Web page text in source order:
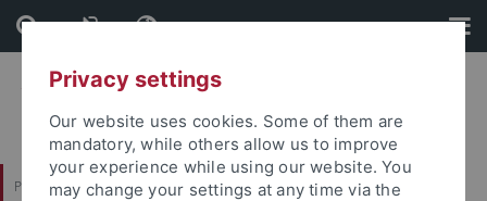
Skip
to
content
Skip
to
footer
Philosophische Fakultät
Privacy settings
Our website uses cookies. Some of them are
mandatory, while others allow us to improve
your experience while using our website. You
may change your settings at any time via the